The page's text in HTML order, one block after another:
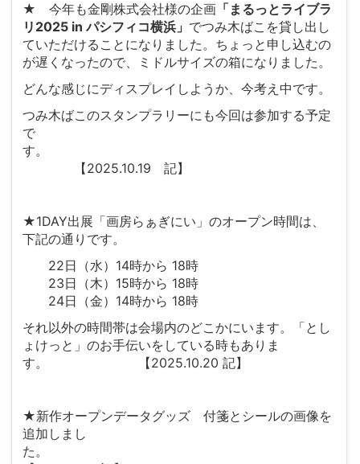
★ 今年も金剛株式会社様の企画「まるっとライブラ
リ2025 in パシフィコ横浜」 でつみ木ばこを貸し出し
ていただけることになりました。ちょっと申し込むの
が遅くなったので、ミドルサイズの箱になりました。
どんな感じにディスプレイしようか、今考え中です。
つみ木ばこのスタンプラリーにも今回は参加する予定
で
す。
【2025.10.19 記】
★1DAY出展「画房らぁぎにい」のオープン時間は、
下記の通りです。
22日（水）14時から 18時
23日（木）15時から 18時
24日（金）14時から 18時
それ以外の時間帯は会場内のどこかにいます。「とし
ょけっと」のお手伝いをしている時もありま
す。 【2025.10.20 記】
★新作オープンデータグッズ 付箋とシールの画像を
追加しまし
た。